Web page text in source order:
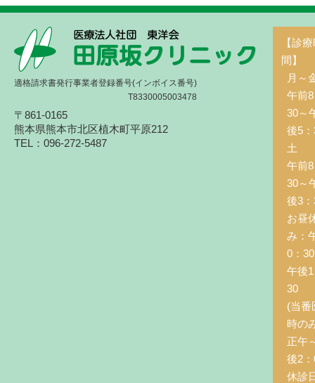
適格請求書発行事業者登録番号(インボイス番号)
T8330005003478
〒861-0165
熊本県熊本市北区植木町平原212
TEL：096-272-5487
【診
間】
月～
午前
30～
後5
土
午前
30～
後3
お昼
み：
0：
午後
30
(当番
時の
正午
後2
休診